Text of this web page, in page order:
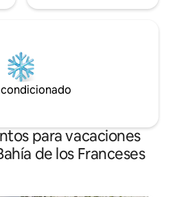
para vacaciones
de los Franceses